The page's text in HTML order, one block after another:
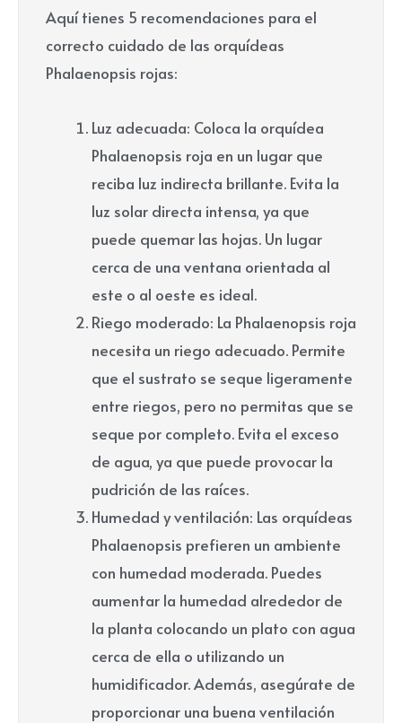
Aquí tienes 5 recomendaciones para el
correcto cuidado de las orquídeas
Phalaenopsis rojas:
Luz adecuada: Coloca la orquídea
Phalaenopsis roja en un lugar que
reciba luz indirecta brillante. Evita la
luz solar directa intensa, ya que
puede quemar las hojas. Un lugar
cerca de una ventana orientada al
este o al oeste es ideal.
Riego moderado: La Phalaenopsis roja
necesita un riego adecuado. Permite
que el sustrato se seque ligeramente
entre riegos, pero no permitas que se
seque por completo. Evita el exceso
de agua, ya que puede provocar la
pudrición de las raíces.
Humedad y ventilación: Las orquídeas
Phalaenopsis prefieren un ambiente
con humedad moderada. Puedes
aumentar la humedad alrededor de
la planta colocando un plato con agua
cerca de ella o utilizando un
humidificador. Además, asegúrate de
proporcionar una buena ventilación